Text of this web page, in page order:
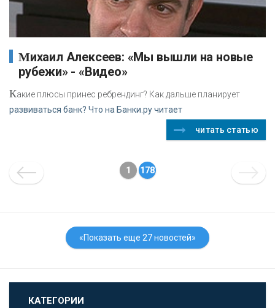
Михаил Алексеев: «Мы вышли на новые
рубежи» - «Видео»
Какие плюсы принес ребрендинг? Как дальше планирует
развиваться банк? Что на Банки.ру читает
читать статью
1 178
«Показать еще 27 новостей»
КАТЕГОРИИ